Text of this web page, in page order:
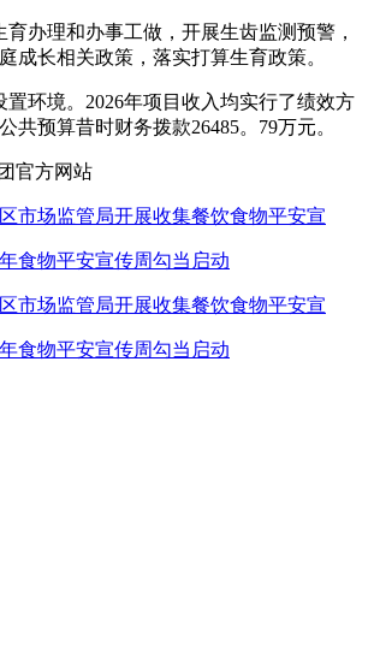
理和办事工做，开展生齿监测预警，
成长相关政策，落实打算生育政策。
环境。2026年项目收入均实行了绩效方
共预算昔时财务拨款26485。79万元。
官方网站
市场监管局开展收集餐饮食物平安宣
食物平安宣传周勾当启动
市场监管局开展收集餐饮食物平安宣
食物平安宣传周勾当启动